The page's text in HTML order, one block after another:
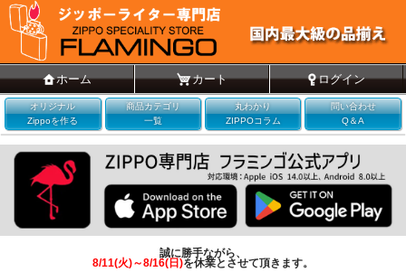
ホーム カート ログイン
オリジナル
Zippoを作る
商品カテゴリ
一覧
丸わかり
ZIPPOコラム
問い合わせ
Q＆A
誠に勝手ながら、
8/11(火)～8/16(日)を休業とさせて頂きます。